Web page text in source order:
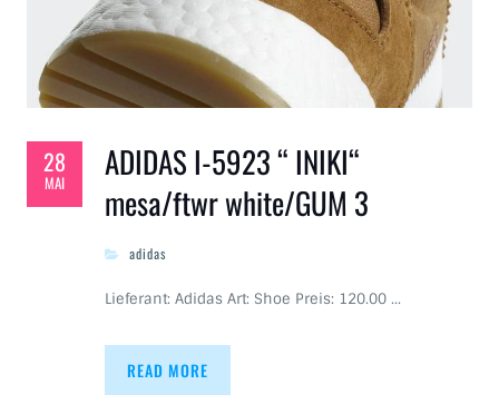
28
MAI
ADIDAS I-5923 “ INIKI“
mesa/ftwr white/GUM 3
adidas
Lieferant: Adidas Art: Shoe Preis: 120.00 …
READ MORE